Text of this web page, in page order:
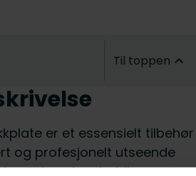
Til toppen
er et essensielt tilbehør
og profesjonelt utseende
Laget av holdbare